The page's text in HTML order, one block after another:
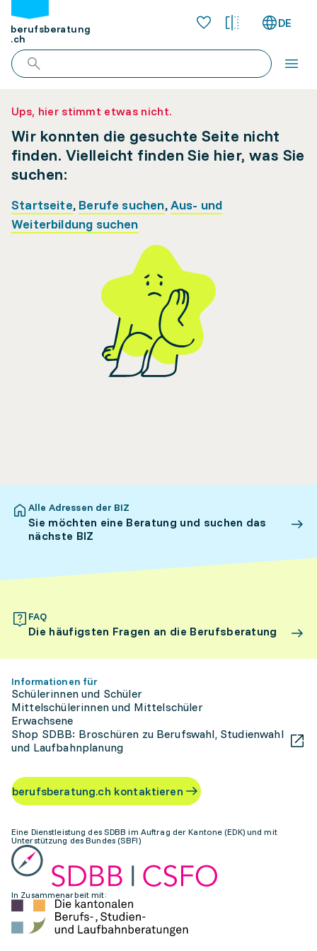
berufsberatung
.ch
DE
Ups, hier stimmt etwas nicht.
Wir konnten die gesuchte Seite nicht
finden. Vielleicht finden Sie hier, was Sie
suchen:
Startseite, Berufe suchen,Aus- und
Weiterbildung suchen
Alle Adressen der BIZ
Sie möchten eine Beratung und suchen das
nächste BIZ
FAQ
Die häufigsten Fragen an die Berufsberatung
Informationen für
Schülerinnen und Schüler
Mittelschülerinnen und Mittelschüler
Erwachsene
Shop SDBB: Broschüren zu Berufswahl, Studienwahl
und Laufbahnplanung
berufsberatung.ch kontaktieren
Eine Dienstleistung des SDBB im Auftrag der Kantone (EDK) und mit
Unterstützung des Bundes (SBFI)
In Zusammenarbeit mit: